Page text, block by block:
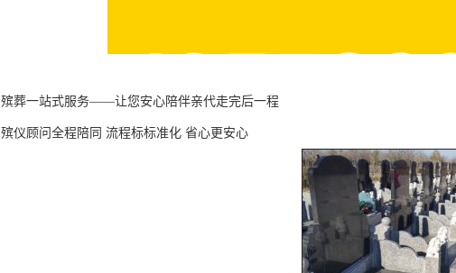
殡葬一站式服务——让您安心陪伴亲代走完后一程
殡仪顾问全程陪同 流程标标准化 省心更安心